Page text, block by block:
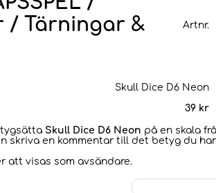
/ Tärningar &
Artnr.
Skull Dice D6 Neon
39 kr
Skull Dice D6 Neon på en skala
skriva en kommentar till det betyg du
att visas som avsändare.